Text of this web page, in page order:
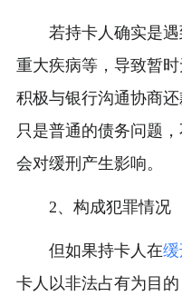
若持卡人确实是遇
重大疾病等，导致暂
积极与银行沟通协商
只是普通的债务问题
会对缓刑产生影响。
2、构成犯罪情况
但如果持卡人在
卡人以非法占有为目